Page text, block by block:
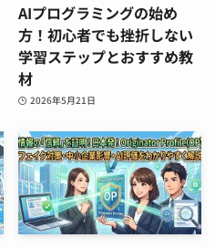
AIプログラミングの始め
方！初心者でも挫折しない
学習ステップとおすすめ教
材
2026年5月21日